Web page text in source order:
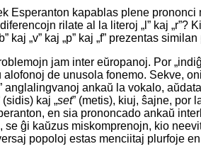
Esperanton kapablas plene
rilate al la literoj „l” kaj „r”?
kaj „v” kaj „p” kaj „f” prezentas
jam inter eŭropanoj. Por
alofonoj de unusola fonemo. Sekve,
ankaŭ la vokalo,
(sidis) kaj „set” (metis), kiuj, ŝajne, por
en sia prononcado ankaŭ
se ĝi kaŭzus miskomprenojn, kio
popoloj estas menciitaj plurfoje